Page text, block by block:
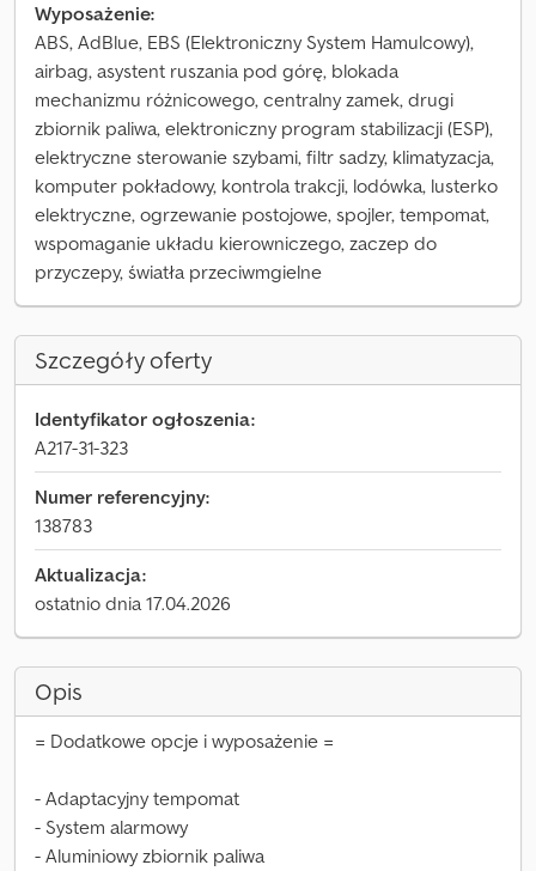
Wyposażenie:
ABS, AdBlue, EBS (Elektroniczny System Hamulcowy),
airbag, asystent ruszania pod górę, blokada
mechanizmu różnicowego, centralny zamek, drugi
zbiornik paliwa, elektroniczny program stabilizacji (ESP),
elektryczne sterowanie szybami, filtr sadzy, klimatyzacja,
komputer pokładowy, kontrola trakcji, lodówka, lusterko
elektryczne, ogrzewanie postojowe, spojler, tempomat,
wspomaganie układu kierowniczego, zaczep do
przyczepy, światła przeciwmgielne
Szczegóły oferty
Identyfikator ogłoszenia:
A217-31-323
Numer referencyjny:
138783
Aktualizacja:
ostatnio dnia 17.04.2026
Opis
= Dodatkowe opcje i wyposażenie =
- Adaptacyjny tempomat
- System alarmowy
- Aluminiowy zbiornik paliwa